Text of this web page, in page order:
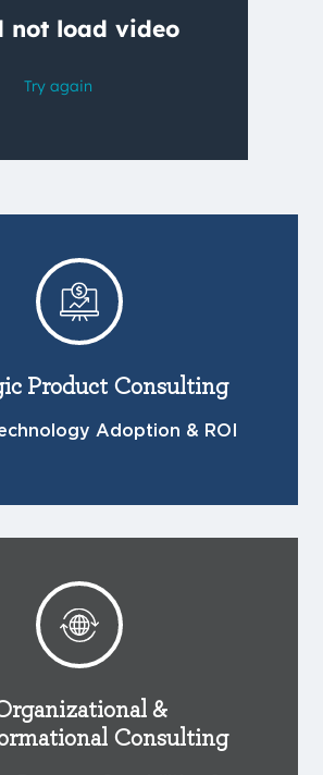
Product Consulting
Adoption & ROI
&
Consulting